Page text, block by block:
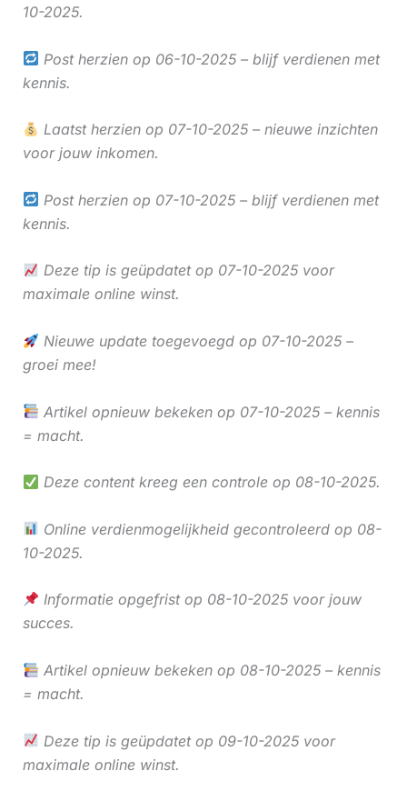
10-2025.
Post herzien op 06-10-2025 – blijf verdienen met
kennis.
Laatst herzien op 07-10-2025 – nieuwe inzichten
voor jouw inkomen.
Post herzien op 07-10-2025 – blijf verdienen met
kennis.
Deze tip is geüpdatet op 07-10-2025 voor
maximale online winst.
Nieuwe update toegevoegd op 07-10-2025 –
groei mee!
Artikel opnieuw bekeken op 07-10-2025 – kennis
= macht.
Deze content kreeg een controle op 08-10-2025.
Online verdienmogelijkheid gecontroleerd op 08-
10-2025.
Informatie opgefrist op 08-10-2025 voor jouw
succes.
Artikel opnieuw bekeken op 08-10-2025 – kennis
= macht.
Deze tip is geüpdatet op 09-10-2025 voor
maximale online winst.